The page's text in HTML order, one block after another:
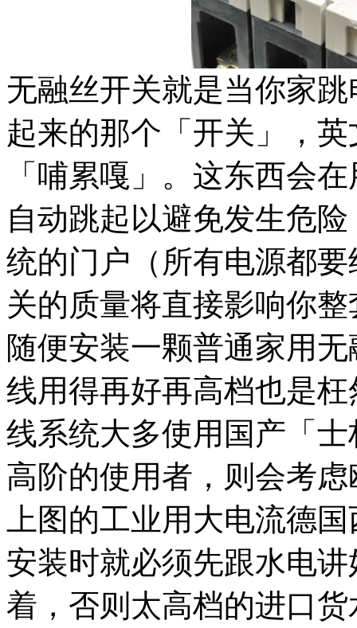
无融丝开关就是当你家
起来的那个「开关」，
「哺累嘎」。这东西会
自动跳起以避免发生危
统的门户（所有电源都
关的质量将直接影响你
随便安装一颗普通家用
线用得再好再高档也是
线系统大多使用国产「
高阶的使用者，则会考
上图的工业用大电流德
安装时就必须先跟水电
着，否则太高档的进口